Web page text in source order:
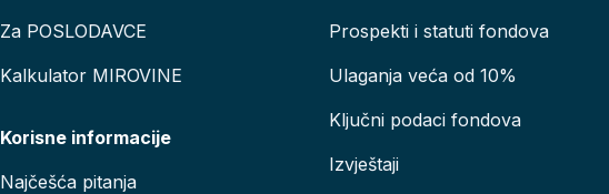
Za POSLODAVCE
Kalkulator MIROVINE
Korisne informacije
Najčešća pitanja
Prospekti i statuti fondova
Ulaganja veća od 10%
Ključni podaci fondova
Izvještaji